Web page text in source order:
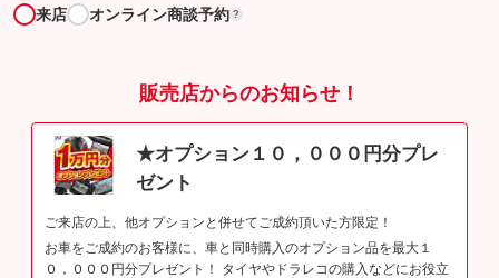
来店 オンライン商談予約 ?
販売店からのお知らせ！
★オプション１０，０００円分プレ
ゼント
ご来店の上、他オプションと併せてご成約頂いた方限定！
お車をご成約のお客様に、車と同時購入のオプション品を最大１
０，０００円分プレゼント！ タイヤやドラレコの購入などにお役立